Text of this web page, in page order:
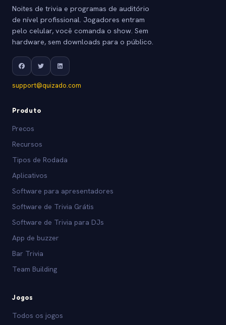
Noites de trivia e programas de auditório
de nível profissional. Jogadores entram
pelo celular, você comanda o show. Sem
hardware, sem downloads para o público.
support@quizado.com
Produto
Precos
Recursos
Tipos de Rodada
Aplicativos
Software para apresentadores
Software de Trivia Grátis
Software de Trivia para DJs
App de buzzer
Bar Trivia
Team Building
Jogos
Todos os jogos